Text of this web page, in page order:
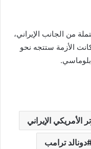
من الجانب الإيراني،
الأزمة ستتجه نحو
الأمريكي الإيراني
دونالد ترامب